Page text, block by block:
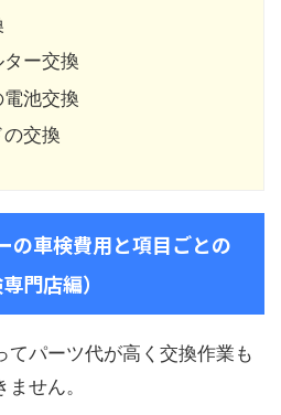
ー交換
電池交換
交換
の車検費用と項目ごとの
門店編）
てパーツ代が高く交換作業も
せん。